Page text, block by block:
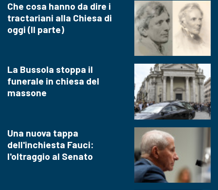
Che cosa hanno da dire i
tractariani alla Chiesa di
oggi (II parte)
La Bussola stoppa il
funerale in chiesa del
massone
Una nuova tappa
dell'inchiesta Fauci:
l'oltraggio al Senato